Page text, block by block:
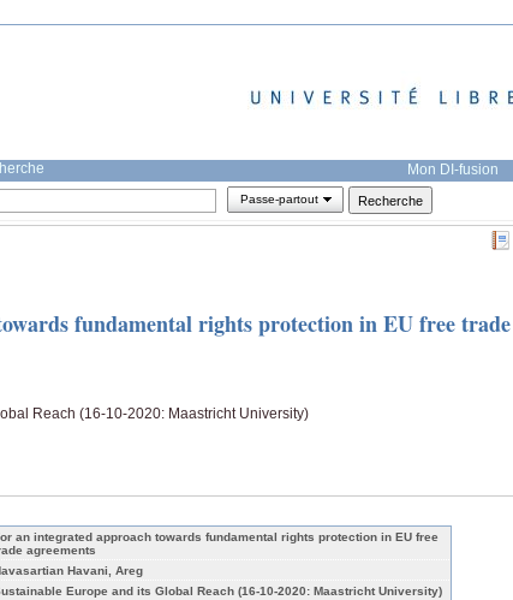
Mon DI-fusion
Passe-partout
fundamental rights protection in EU free trade
Reach (16-10-2020: Maastricht University)
an integrated approach towards fundamental rights protection in EU free
agreements
Havani, Areg
Europe and its Global Reach (16-10-2020: Maastricht University)